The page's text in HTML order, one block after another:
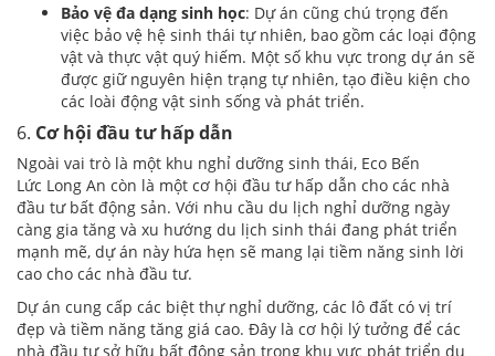
Bảo vệ đa dạng sinh học: Dự án cũng chú trọng đến
việc bảo vệ hệ sinh thái tự nhiên, bao gồm các loại động
vật và thực vật quý hiếm. Một số khu vực trong dự án sẽ
được giữ nguyên hiện trạng tự nhiên, tạo điều kiện cho
các loài động vật sinh sống và phát triển.
6. Cơ hội đầu tư hấp dẫn
Ngoài vai trò là một khu nghỉ dưỡng sinh thái, Eco Bến
Lức Long An còn là một cơ hội đầu tư hấp dẫn cho các nhà
đầu tư bất động sản. Với nhu cầu du lịch nghỉ dưỡng ngày
càng gia tăng và xu hướng du lịch sinh thái đang phát triển
mạnh mẽ, dự án này hứa hẹn sẽ mang lại tiềm năng sinh lời
cao cho các nhà đầu tư.
Dự án cung cấp các biệt thự nghỉ dưỡng, các lô đất có vị trí
đẹp và tiềm năng tăng giá cao. Đây là cơ hội lý tưởng để các
nhà đầu tư sở hữu bất động sản trong khu vực phát triển du